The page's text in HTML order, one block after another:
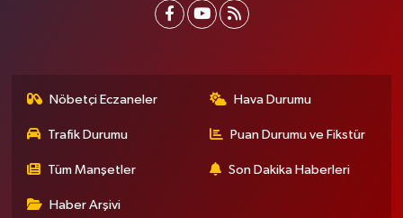
Nöbetçi Eczaneler Hava Durumu
Trafik Durumu Puan Durumu ve Fikstür
Tüm Manşetler Son Dakika Haberleri
Haber Arşivi